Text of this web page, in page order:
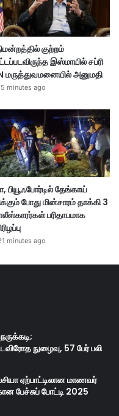
குற்றம்
இஸ்மாயில் சப்ரி
மருத்துவமனையில் அனுமதி
minutes ago
பியூஃபோர்டில் தேங்காய்
போது மின்சாரம் தாக்கி 3
பரிதாபமாக
minutes ago
நுழைவு, 57 பேர் பலி
ஏற்பாட்டிலான மாணவர்
பேச்சுப் போட்டி 2025